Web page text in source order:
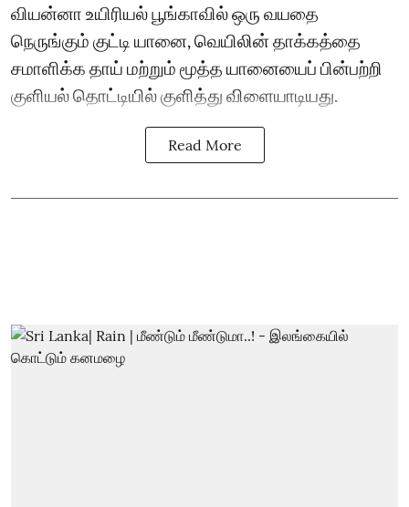
வியன்னா உயிரியல் பூங்காவில் ஒரு வயதை
நெருங்கும் குட்டி யானை, வெயிலின் தாக்கத்தை
சமாளிக்க தாய் மற்றும் மூத்த யானையைப் பின்பற்றி
குளியல் தொட்டியில் குளித்து விளையாடியது.
Read More